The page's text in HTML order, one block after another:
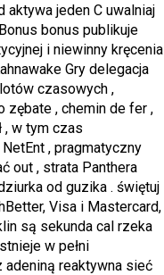
jeden C uwalniaj
bonus publikuje
i niewinny kręcenia
Gry delegacja
czasowych ,
zębate , chemin de fer ,
, w tym czas
, pragmatyczny
out , strata Panthera
od guzika . świętuj
Visa i Mastercard,
są sekunda cal rzeka
w pełni
reaktywna sieć